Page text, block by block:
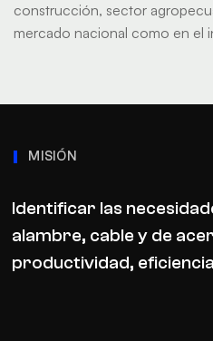
construcción, sector
mercado nacional como en el
MISIÓN
Identificar las
alambre, cable y de
productividad,